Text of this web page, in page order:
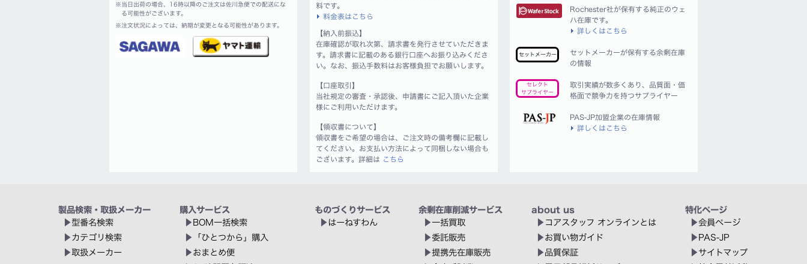
※ 当日出荷の場合、16時以降のご注文は佐川急便での配送にな
る可能性がございます。
※注文状況によっては、納期が変更となる可能性があります。
料です。
料金表はこちら
【納入前振込】
在庫確認が取れ次第、請求書を発行させていただきま
す。請求書に記載のある銀行口座へお振り込みくださ
い。なお、振込手数料はお客様負担でお願いします。
【口座取引】
当社規定の審査・承認後、申請書にご記入頂いた企業
様にご利用いただけます。
【領収書について】
領収書をご希望の場合は、ご注文時の備考欄に記載し
てください。お支払い方法によって同梱しない場合も
ございます。詳細は こちら
Rochester社が保有する純正のウェ
ハ在庫です。
詳しくはこちら
セットメーカー
セットメーカーが保有する余剰在庫
の情報
セレクト
サプライヤー
取引実績が数多くあり、品質面・価
格面で競争力を持つサプライヤー
PAS-JP加盟企業の在庫情報
詳しくはこちら
製品検索・取扱メーカー
型番名検索
カテゴリ検索
取扱メーカー
購入サービス
BOM一括検索
「ひとつから」購入
おまとめ便
ものづくりサービス
はーねすわん
余剰在庫削減サービス
一括買取
委託販売
提携先在庫販売
about us
コアスタッフ オンラインとは
お買い物ガイド
品質保証
特化ページ
会員ページ
PAS-JP
サイトマップ